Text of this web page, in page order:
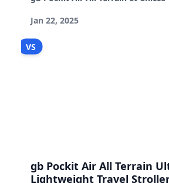
inconvénients et leurs
Jan 22, 2025
VS
gb Pockit Air All Terrain
Lightweight Travel